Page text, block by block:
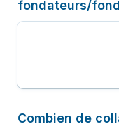
fondateurs/
Combien de